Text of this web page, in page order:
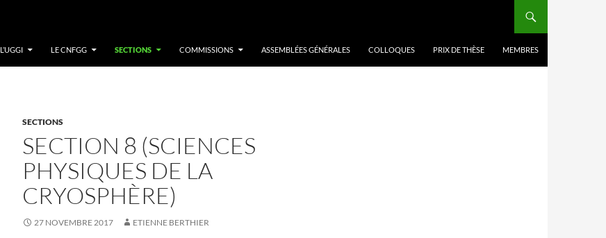
L’UGGI LE CNFGG SECTIONS COMMISSIONS ASSEMBLÉES GÉNÉRALES COLLOQUES PRIX DE THÈSE MEMBRES
SECTIONS
SECTION 8 (SCIENCES
PHYSIQUES DE LA
CRYOSPHÈRE)
27 NOVEMBRE 2017 ETIENNE BERTHIER